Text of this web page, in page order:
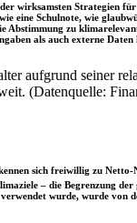
wirksamsten
eine Schulnote, wie
Abstimmung zu
als auch externe
aufgrund seiner
(Datenquelle:
sich freiwillig zu Netto-
– die Begrenzung
wurde, wurde